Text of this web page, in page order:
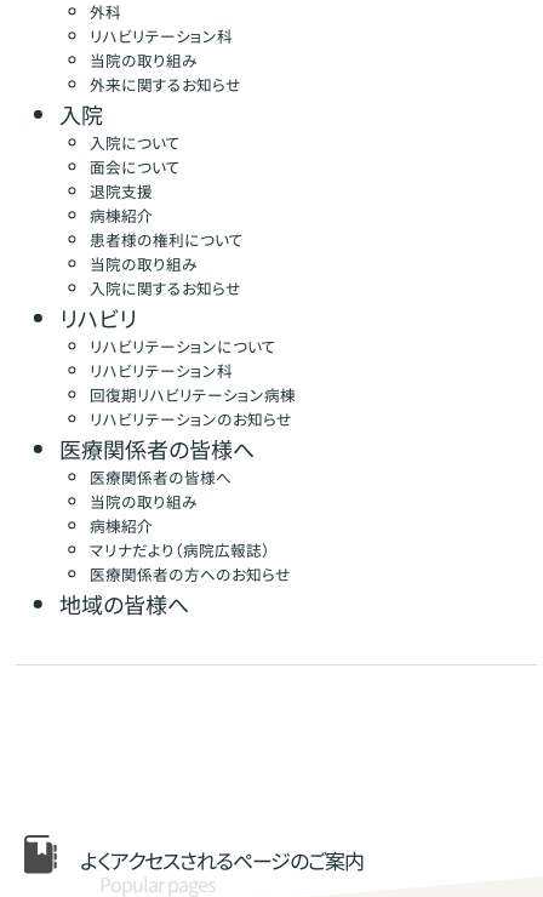
外科
リハビリテーション科
当院の取り組み
外来に関するお知らせ
入院
入院について
面会について
退院支援
病棟紹介
患者様の権利について
当院の取り組み
入院に関するお知らせ
リハビリ
リハビリテーションについて
リハビリテーション科
回復期リハビリテーション病棟
リハビリテーションのお知らせ
医療関係者の皆様へ
医療関係者の皆様へ
当院の取り組み
病棟紹介
マリナだより（病院広報誌）
医療関係者の方へのお知らせ
地域の皆様へ
よくアクセスされるページのご案内
Popular pages